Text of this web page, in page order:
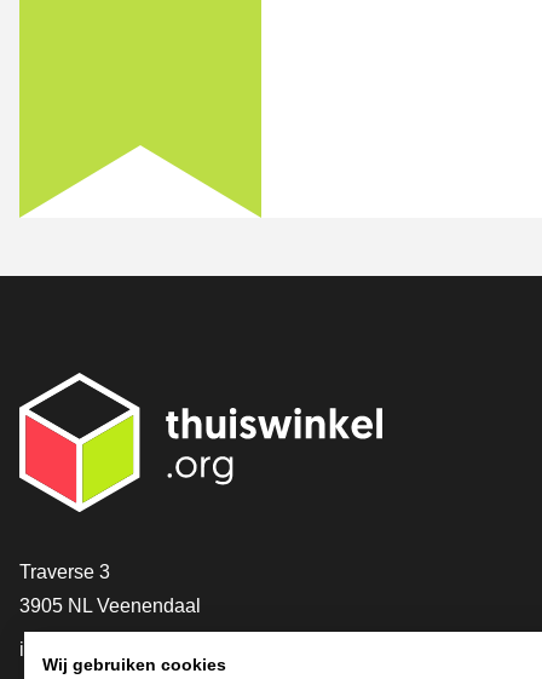
Contact
Traverse 3
3905 NL Veenendaal
info@thuiswinkel.org
Wij gebruiken cookies